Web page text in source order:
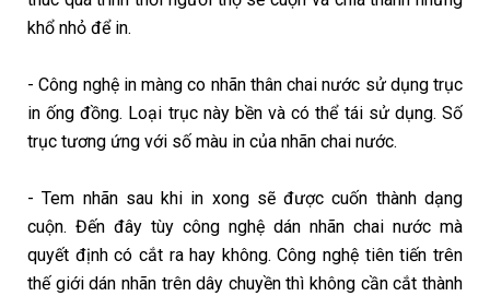
khổ nhỏ để in.
- Công nghệ in màng co nhãn thân chai nước sử dụng trục
in ống đồng. Loại trục này bền và có thể tái sử dụng. Số
trục tương ứng với số màu in của nhãn chai nước.
- Tem nhãn sau khi in xong sẽ được cuốn thành dạng
cuộn. Đến đây tùy công nghệ dán nhãn chai nước mà
quyết định có cắt ra hay không. Công nghệ tiên tiến trên
thế giới dán nhãn trên dây chuyền thì không cần cắt thành